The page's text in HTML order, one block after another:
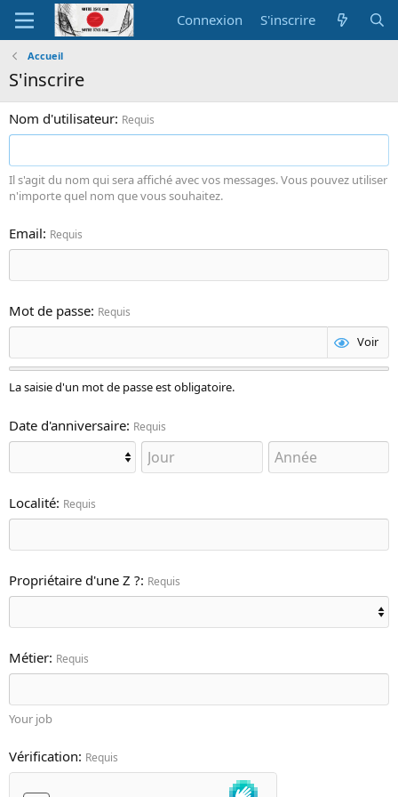
Connexion S'inscrire
Accueil
S'inscrire
Nom d'utilisateur Requis
Il s'agit du nom qui sera affiché avec vos messages. Vous pouvez utiliser
n'importe quel nom que vous souhaitez.
Email Requis
Mot de passe Requis
Voir
La saisie d'un mot de passe est obligatoire.
Date d'anniversaire Requis
Localité Requis
Propriétaire d'une Z ? Requis
Métier Requis
Your job
Vérification Requis